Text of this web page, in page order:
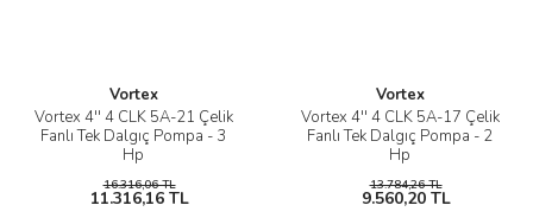
Vortex
Vortex 4'' 4 CLK 5A-21 Çelik
Fanlı Tek Dalgıç Pompa - 3
Hp
16.316,06 TL
11.316,16 TL
Vortex
Vortex 4'' 4 CLK 5A-17 Çelik
Fanlı Tek Dalgıç Pompa - 2
Hp
13.784,26 TL
9.560,20 TL